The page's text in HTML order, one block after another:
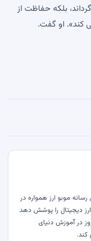
بلکه حفاظت از
کند». او گفت.
موبو ارز همواره در
دیجیتال را پوشش دهد
در آموزش دنیای
کند.